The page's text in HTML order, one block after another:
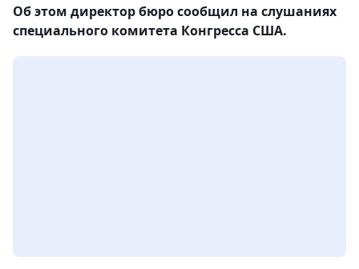
Об этом директор бюро сообщил на слушаниях
специального комитета Конгресса США.